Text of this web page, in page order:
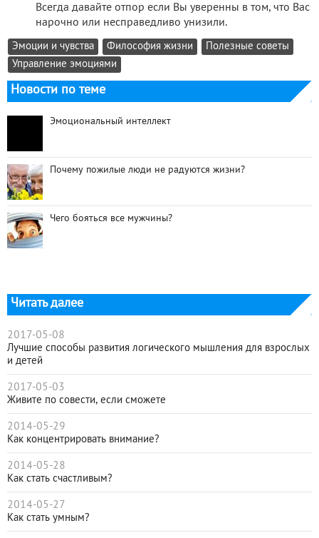
Всегда давайте отпор если Вы уверенны в том, что Вас
нарочно или несправедливо унизили.
Эмоции и чувства Философия жизни
Полезные советы
Управление эмоциями
Новости по теме
Эмоциональный интеллект
Почему пожилые люди не радуются жизни?
Чего бояться все мужчины?
Читать далее
2017-05-08
Лучшие способы развития логического мышления для взрослых
и детей
2017-05-03
Живите по совести, если сможете
2014-05-29
Как концентрировать внимание?
2014-05-28
Как стать счастливым?
2014-05-27
Как стать умным?